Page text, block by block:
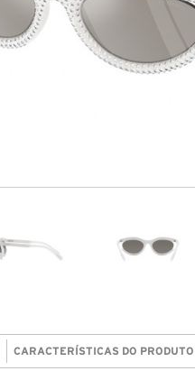
CARACTERÍSTICAS DO PRODUTO